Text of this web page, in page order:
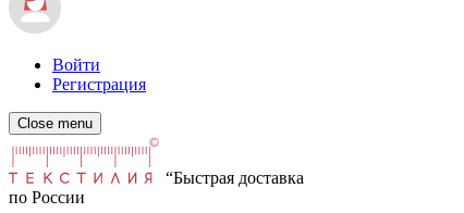
Войти
Регистрация
Close menu
“Быстрая доставка
по России